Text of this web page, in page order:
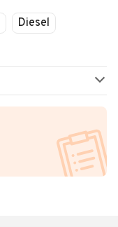
Diesel